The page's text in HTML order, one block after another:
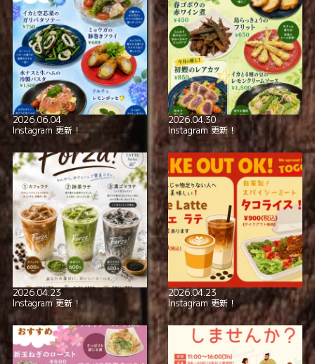
smoking_rooms全席喫煙可
極上の美酒と
本格イタリアン！
2026.06.04
Instagram 更新！
2026.04.30
Instagram 更新！
2026.04.23
Instagram 更新！
2026.04.23
Instagram 更新！